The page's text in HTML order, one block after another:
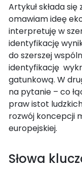
Artykuł składa
omawiam ideę
interpretuję w
identyfikację
do szerszej
identyfikację
gatunkową. W
na pytanie – co
praw istot
rozwój koncepcji
europejskiej.
Słowa